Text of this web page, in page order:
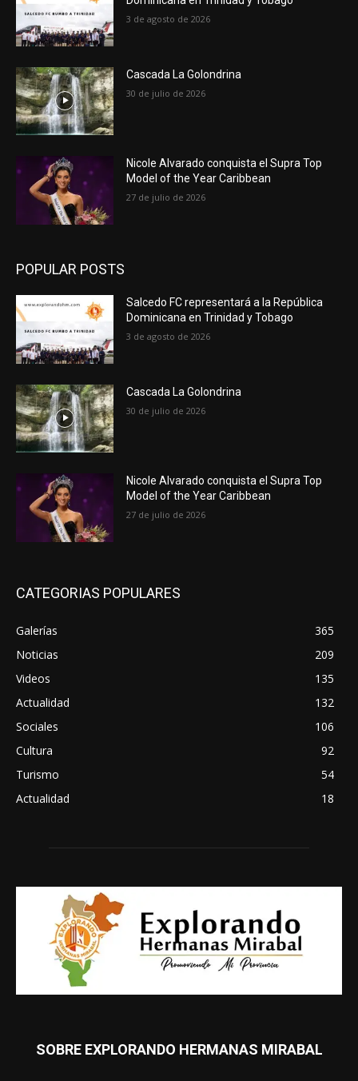
3 de agosto de 2026
Cascada La Golondrina
30 de julio de 2026
Nicole Alvarado conquista el Supra Top
Model of the Year Caribbean
27 de julio de 2026
POPULAR POSTS
Salcedo FC representará a la República
Dominicana en Trinidad y Tobago
3 de agosto de 2026
Cascada La Golondrina
30 de julio de 2026
Nicole Alvarado conquista el Supra Top
Model of the Year Caribbean
27 de julio de 2026
CATEGORIAS POPULARES
Galerías
365
Noticias
209
Videos
135
Actualidad
132
Sociales
106
Cultura
92
Turismo
54
Actualidad
18
SOBRE EXPLORANDO HERMANAS MIRABAL